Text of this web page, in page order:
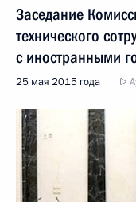
Заседание
технического
с иностранными
25 мая 2015 года